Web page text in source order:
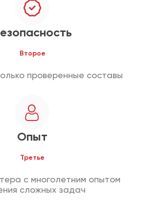
Второе
проверенные составы
Опыт
Третье
с многолетним опытом
сложных задач